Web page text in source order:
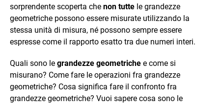
sorprendente scoperta che non tutte le grandezze
geometriche possono essere misurate utilizzando la
stessa unità di misura, né possono sempre essere
espresse come il rapporto esatto tra due numeri interi.
Quali sono le grandezze geometriche e come si
misurano? Come fare le operazioni fra grandezze
geometriche? Cosa significa fare il confronto fra
grandezze geometriche? Vuoi sapere cosa sono le